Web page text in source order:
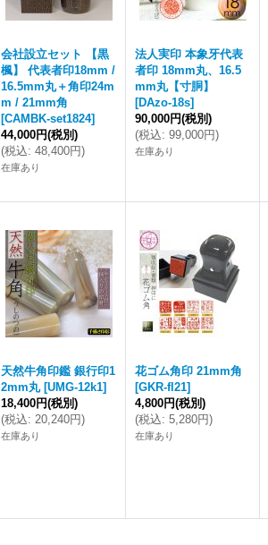
会社設立セット 【黒
楓】 代表者印18mm /
16.5mm丸＋角印24m
m / 21mm角
[CAMBK-set1824]
44,000円(税別)
(税込: 48,400円)
在庫あり
法人実印 本象牙代表
者印 18mm丸、16.5
mm丸【寸胴】
[DAzo-18s]
90,000円(税別)
(税込: 99,000円)
在庫あり
天然牛角印鑑 銀行印1
2mm丸 [UMG-12k1]
18,400円(税別)
(税込: 20,240円)
在庫あり
花ゴム角印 21mm角
[GKR-fl21]
4,800円(税別)
(税込: 5,280円)
在庫あり